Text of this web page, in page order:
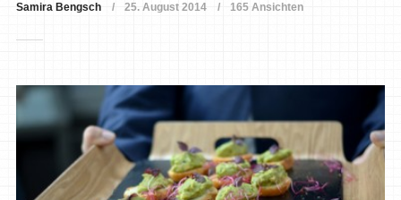
Samira Bengsch 25. August 2014 165 Ansichten